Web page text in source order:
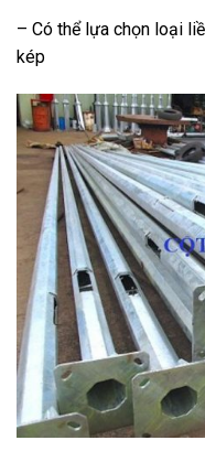
– Có thể lựa chọn loại
kép